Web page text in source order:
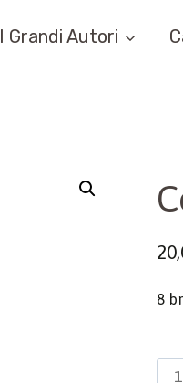
I Grandi Autori
8